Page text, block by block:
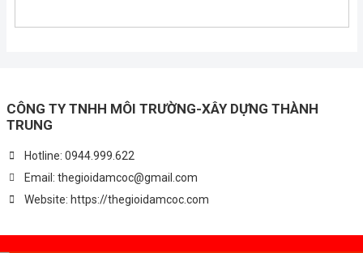
CÔNG TY TNHH MÔI TRƯỜNG-XÂY DỰNG THÀNH
TRUNG
Hotline: 0944.999.622
Email: thegioidamcoc@gmail.com
Website: https://thegioidamcoc.com